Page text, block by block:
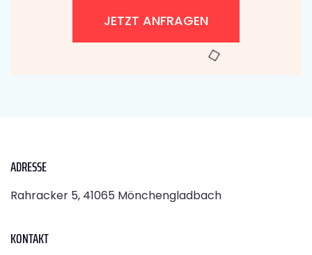
JETZT ANFRAGEN
ADRESSE
Rahracker 5, 41065 Mönchengladbach
KONTAKT